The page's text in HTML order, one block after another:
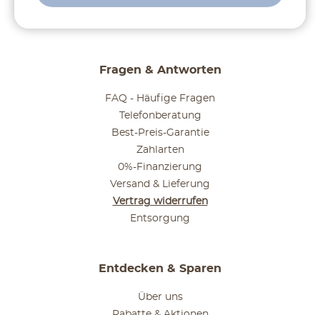
Fragen & Antworten
FAQ - Häufige Fragen
Telefonberatung
Best-Preis-Garantie
Zahlarten
0%-Finanzierung
Versand & Lieferung
Vertrag widerrufen
Entsorgung
Entdecken & Sparen
Über uns